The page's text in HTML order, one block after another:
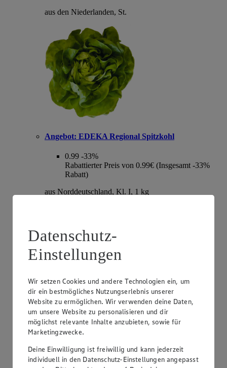
aus den Niederlanden, St.
Angebot: EDEKA Regional Spitzkohl
0.99 -33%
Rabattierter Preis von 0.99€ (Insgesamt -33%
Rabatt)
aus Norddeutschland, Kl. I, 1 kg
Angebot:EDEKA Regional Tafeläpfel Elstar,
Braeburn oder Wellant
1.99
-33%
Rabattierter Preis von 1.99€ (Insgesamt -33%
Rabatt)
Datenschutz-
Einstellungen
Wir setzen Cookies und andere Technologien ein, um
dir ein bestmögliches Nutzungserlebnis unserer
Website zu ermöglichen. Wir verwenden deine Daten,
um unsere Website zu personalisieren und dir
möglichst relevante Inhalte anzubieten, sowie für
Marketingzwecke.
Deine Einwilligung ist freiwillig und kann jederzeit
individuell in den Datenschutz-Einstellungen angepasst